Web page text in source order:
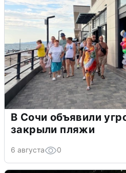
В Сочи объявили
закрыли пляжи
6 августа 0